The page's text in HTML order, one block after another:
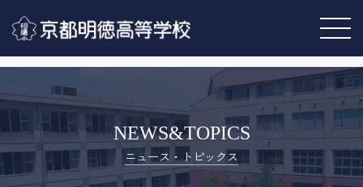
NEWS&TOPICS
ニュース・トピックス